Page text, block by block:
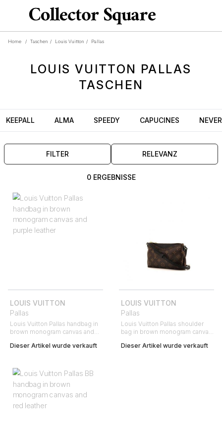
Home / Taschen / Louis Vuitton / Pallas
LOUIS VUITTON PALLAS
TASCHEN
KEEPALL ALMA SPEEDY CAPUCINES
FILTER RELEVANZ
0 ERGEBNISSE
LOUIS VUITTON
Pallas
Louis Vuitton Pallas handbag in
brown monogram canvas and
Dieser Artikel wurde verkauft
LOUIS VUITTON
Pallas
Louis Vuitton Pallas shoulder
bag in brown monogram canvas
Dieser Artikel wurde verkauft